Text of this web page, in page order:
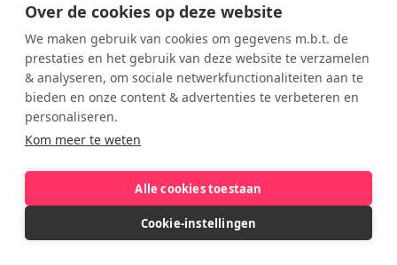
Over de cookies op deze website
We maken gebruik van cookies om gegevens m.b.t. de
prestaties en het gebruik van deze website te verzamelen
& analyseren, om sociale netwerkfunctionaliteiten aan te
bieden en onze content & advertenties te verbeteren en
personaliseren.
Kom meer te weten
Alle cookies toestaan
Cookie-instellingen